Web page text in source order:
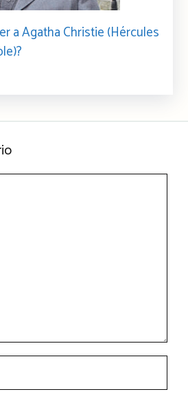
a Agatha Christie (Hércules